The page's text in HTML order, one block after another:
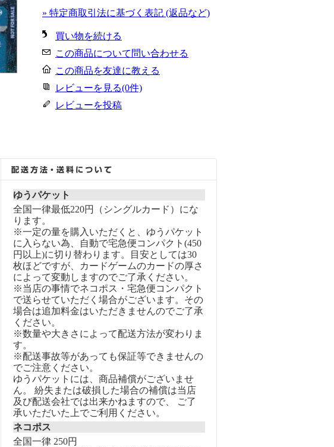
» 特定商取引法に基づく表記 (返品など)
買い物を続ける
この商品について問い合わせる
この商品を友達に教える
レビューを見る(0件)
レビューを投稿
ゆうパケット
全国一律最低220円（シングルカード）にな
ります。
※一定の量を購入いただくと、ゆうパケット
に入らない為、自動で宅急便コンパクト(450
円以上)に切り替わります。目安としては30
枚ほどですが、カードゲームのカードの厚さ
によって変動しますのでご了承ください。
※当店の事情でネコポス・宅急便コンパクト
で送らせていただく場合がございます。その
場合は追加料金はいただきませんのでご了承
ください。
※数量や大きさによって配送方法が変わりま
す。
※配送事故等があっても保証等できませんの
でご注意ください。
ゆうパケットには、商品補償がございませ
ん。 紛失または破損した場合の補償は当店
及び配送会社では出来かねますので、 ご了
承いただいた上でご利用ください。
ネコポス
全国一律 250円